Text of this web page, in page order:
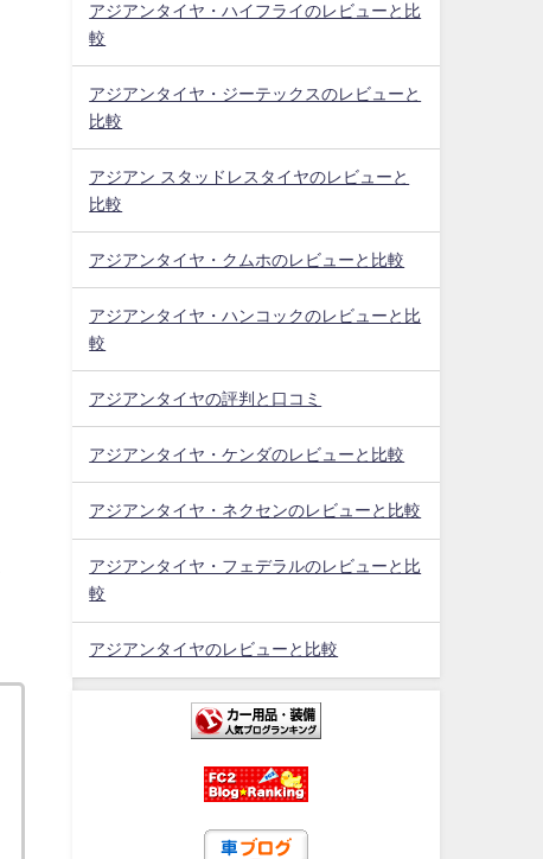
アジアンタイヤ・ハイフライのレビューと比
較
アジアンタイヤ・ジーテックスのレビューと
比較
アジアン スタッドレスタイヤのレビューと
比較
アジアンタイヤ・クムホのレビューと比較
アジアンタイヤ・ハンコックのレビューと比
較
アジアンタイヤの評判と口コミ
アジアンタイヤ・ケンダのレビューと比較
アジアンタイヤ・ネクセンのレビューと比較
アジアンタイヤ・フェデラルのレビューと比
較
アジアンタイヤのレビューと比較